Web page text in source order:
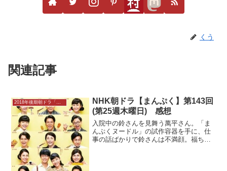
くう
関連記事
2018年後期朝ドラ「まんぷく」
NHK朝ドラ【まんぷく】第143回
(第25週木曜日) 感想
入院中の鈴さんを見舞う萬平さん。「ま
んぷくヌードル」の試作容器を手に、仕
事の話ばかりで鈴さんは不満顔。福ちゃ